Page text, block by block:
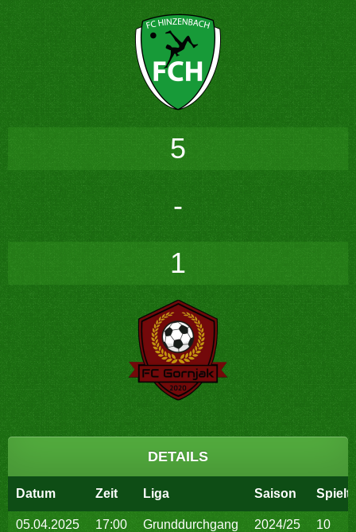
5
-
1
DETAILS
Datum Zeit Liga Saison
05.04.2025 17:00 Grunddurchgang 2024/25 10